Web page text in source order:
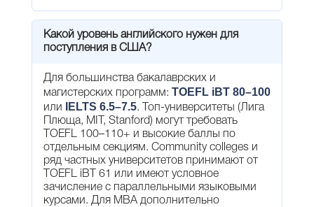
Какой уровень английского нужен для
поступления в США?
Для большинства бакалаврских и
магистерских программ: TOEFL iBT 80–100
или IELTS 6.5–7.5. Топ-университеты (Лига
Плюща, MIT, Stanford) могут требовать
TOEFL 100–110+ и высокие баллы по
отдельным секциям. Community colleges и
ряд частных университетов принимают от
TOEFL iBT 61 или имеют условное
зачисление с параллельными языковыми
курсами. Для MBA дополнительно